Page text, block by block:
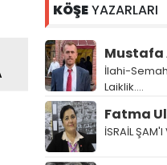
KÖŞEYAZARLARI
Mustafa
İlahi-
Laiklik….
Fatma
İSRAİL